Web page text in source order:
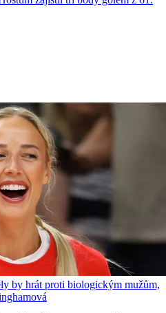
by hrát proti biologickým mužům,